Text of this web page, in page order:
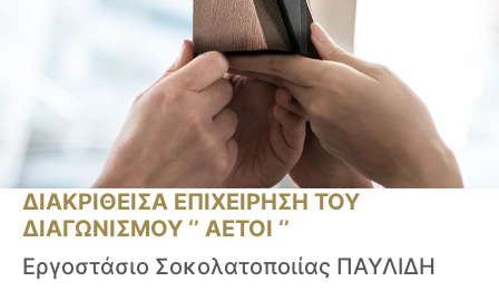
ΔΙΑΚΡΙΘΕΙΣΑ ΕΠΙΧΕΙΡΗΣΗ ΤΟΥ
ΔΙΑΓΩΝΙΣΜΟΥ ‘’ ΑΕΤΟΙ ‘’
Εργοστάσιο Σοκολατοποιίας ΠΑΥΛΙΔΗ